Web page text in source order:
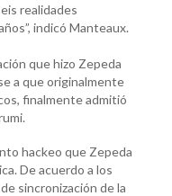
realidades
indicó Manteaux.
que hizo Zepeda
a que originalmente
finalmente admitió
hackeo que Zepeda
De acuerdo a los
sincronización de la